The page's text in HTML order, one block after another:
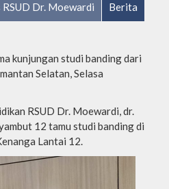
RSUD Dr. Moewardi Berita
kunjungan studi banding dari
Selatan, Selasa
RSUD Dr. Moewardi, dr.
12 tamu studi banding di
Lantai 12.